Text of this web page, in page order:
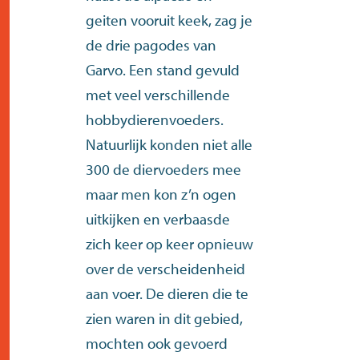
geiten vooruit keek, zag je
de drie pagodes van
Garvo. Een stand gevuld
met veel verschillende
hobbydierenvoeders.
Natuurlijk konden niet alle
300 de diervoeders mee
maar men kon z’n ogen
uitkijken en verbaasde
zich keer op keer opnieuw
over de verscheidenheid
aan voer. De dieren die te
zien waren in dit gebied,
mochten ook gevoerd